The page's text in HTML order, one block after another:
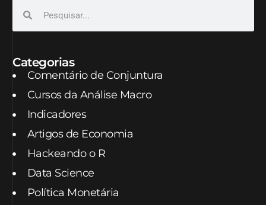
Categorias
Comentário de Conjuntura
Cursos da Análise Macro
Indicadores
Artigos de Economia
Hackeando o R
Data Science
Política Monetária